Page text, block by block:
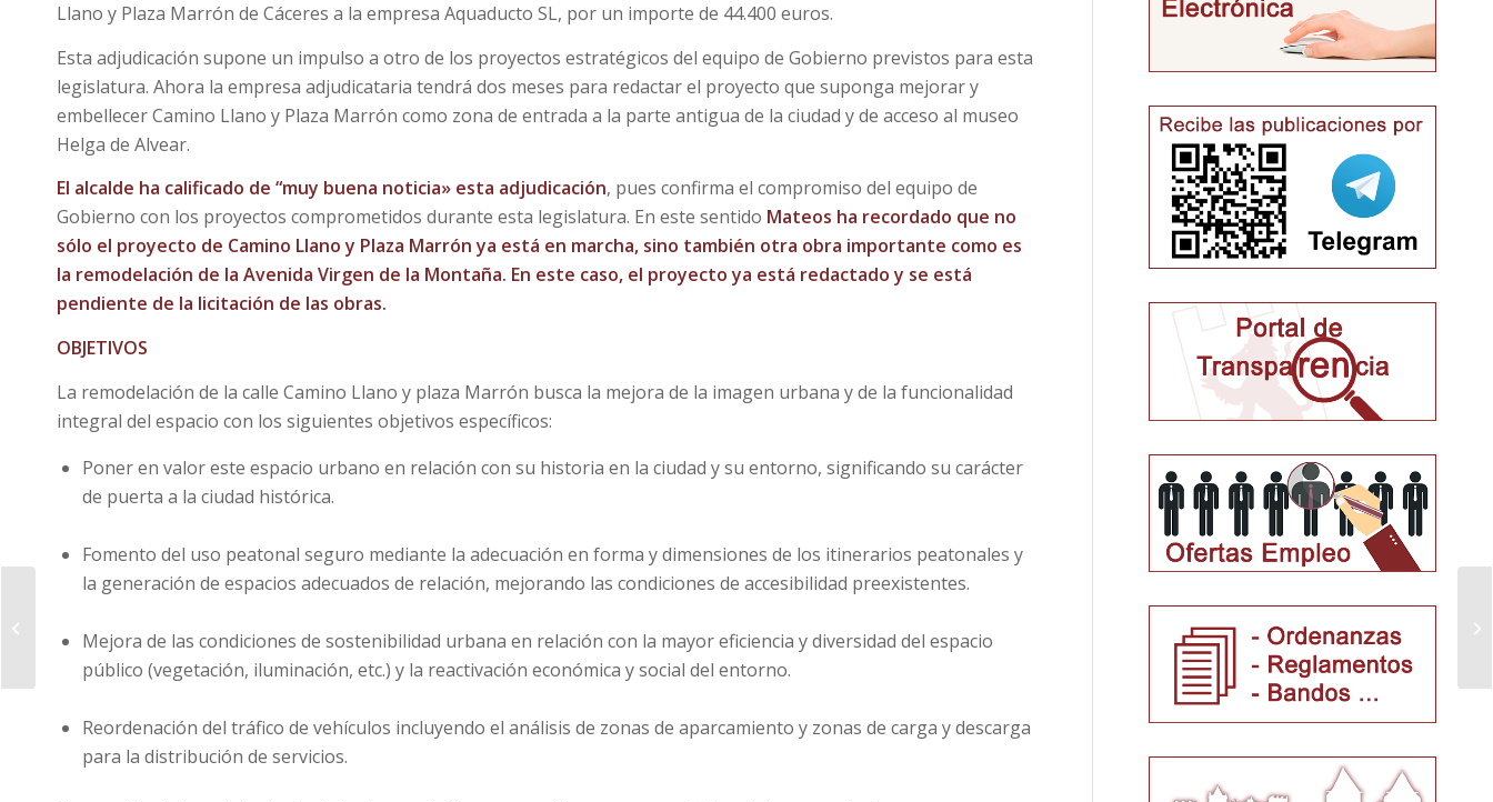
Llano y Plaza Marrón de Cáceres a la empresa Aquaducto SL, por un importe de 44.400 euros.
Esta adjudicación supone un impulso a otro de los proyectos estratégicos del equipo de Gobierno previstos para esta
legislatura. Ahora la empresa adjudicataria tendrá dos meses para redactar el proyecto que suponga mejorar y
embellecer Camino Llano y Plaza Marrón como zona de entrada a la parte antigua de la ciudad y de acceso al museo
Helga de Alvear.
El alcalde ha calificado de “muy buena noticia» esta adjudicación, pues confirma el compromiso del equipo de
Gobierno con los proyectos comprometidos durante esta legislatura. En este sentido Mateos ha recordado que no
sólo el proyecto de Camino Llano y Plaza Marrón ya está en marcha, sino también otra obra importante como es
la remodelación de la Avenida Virgen de la Montaña. En este caso, el proyecto ya está redactado y se está
pendiente de la licitación de las obras.
OBJETIVOS
La remodelación de la calle Camino Llano y plaza Marrón busca la mejora de la imagen urbana y de la funcionalidad
integral del espacio con los siguientes objetivos específicos:
Poner en valor este espacio urbano en relación con su historia en la ciudad y su entorno, significando su carácter
de puerta a la ciudad histórica.
Fomento del uso peatonal seguro mediante la adecuación en forma y dimensiones de los itinerarios peatonales y
la generación de espacios adecuados de relación, mejorando las condiciones de accesibilidad preexistentes.
Mejora de las condiciones de sostenibilidad urbana en relación con la mayor eficiencia y diversidad del espacio
público (vegetación, iluminación, etc.) y la reactivación económica y social del entorno.
Reordenación del tráfico de vehículos incluyendo el análisis de zonas de aparcamiento y zonas de carga y descarga
para la distribución de servicios.
Primeros pasos de la
Avda. Virgen de la
Montaña